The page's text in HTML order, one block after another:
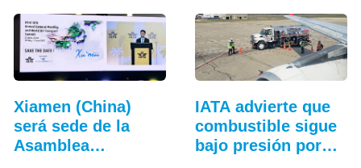
Xiamen (China)
será sede de la
Asamblea
IATA advierte que
combustible sigue
bajo presión por…